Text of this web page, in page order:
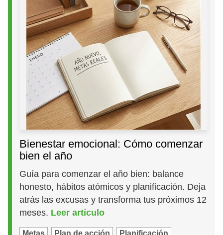
Bienestar emocional: Cómo comenzar
bien el año
Guía para comenzar el año bien: balance
honesto, hábitos atómicos y planificación. Deja
atrás las excusas y transforma tus próximos 12
meses. Leer artículo
Metas Plan de acción Planificación